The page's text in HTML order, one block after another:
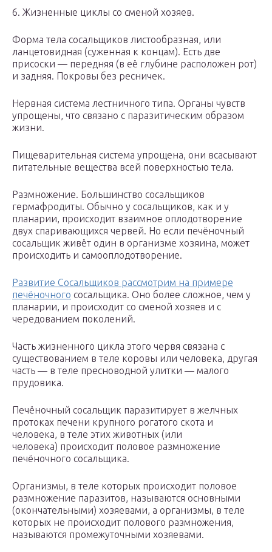
6. Жизненные циклы со сменой хозяев.
Форма тела сосальщиков листообразная, или
ланцетовидная (суженная к концам). Есть две
присоски — передняя (в её глубине расположен рот)
и задняя. Покровы без ресничек.
Нервная система лестничного типа. Органы чувств
упрощены, что связано с паразитическим образом
жизни.
Пищеварительная система упрощена, они всасывают
питательные вещества всей поверхностью тела.
Размножение. Большинство сосальщиков
гермафродиты. Обычно у сосальщиков, как и у
планарии, происходит взаимное оплодотворение
двух спаривающихся червей. Но если печёночный
сосальщик живёт один в организме хозяина, может
происходить и самооплодотворение.
Развитие Сосальщиков рассмотрим на примере
печёночного сосальщика. Оно более сложное, чем у
планарии, и происходит со сменой хозяев и с
чередованием поколений.
Часть жизненного цикла этого червя связана с
существованием в теле коровы или человека, другая
часть — в теле пресноводной улитки — малого
прудовика.
Печёночный сосальщик паразитирует в желчных
протоках печени крупного рогатого скота и
человека, в теле этих животных (или
человека) происходит половое размножение
печёночного сосальщика.
Организмы, в теле которых происходит половое
размножение паразитов, называются основными
(окончательными) хозяевами, а организмы, в теле
которых не происходит полового размножения,
называются промежуточными хозяевами.